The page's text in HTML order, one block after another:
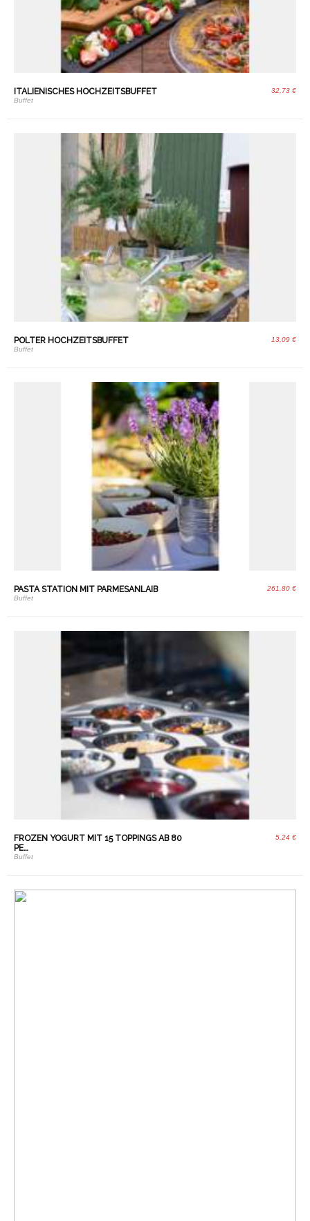
32,73 €
ITALIENISCHES HOCHZEITSBUFFET
Buffet
13,09 €
POLTER HOCHZEITSBUFFET
Buffet
261,80 €
PASTA STATION MIT PARMESANLAIB
Buffet
5,24 €
FROZEN YOGURT MIT 15 TOPPINGS AB 80
PE…
Buffet